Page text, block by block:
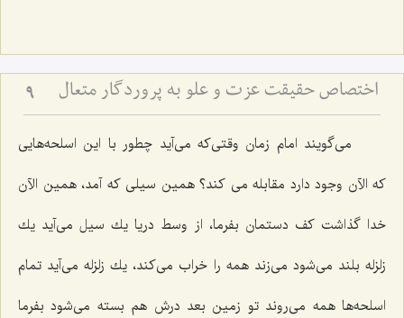
اختصاص حقیقت عزت و علو به پروردگار متعال‏ 9
می‌گویند امام زمان وقتی‌كه می‌آید چطور با این اسلحه‌هایی
كه الآن وجود دارد مقابله می كند؟ همین سیلی كه آمد، همین الآن
خدا گذاشت كف دستمان بفرما، از وسط دریا یك سیل می‌آید یك
زلزله بلند می‌شود می‌زند همه را خراب می‌كند، یك زلزله می‌آید تمام
اسلحه‌ها همه می‌روند تو زمین بعد درش هم بسته می‌شود بفرما